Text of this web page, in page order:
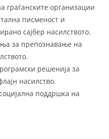
граѓанските организации
писменост и
сајбер насилството.
за препознавање на
решенија за
насилство.
поддршка на